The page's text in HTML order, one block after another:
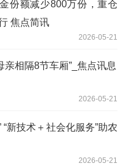
份额减少800万份，重仓
焦点简讯
2026-05-21
相隔8节车厢”_焦点讯息
2026-05-21
“新技术＋社会化服务”助农
2026-05-21